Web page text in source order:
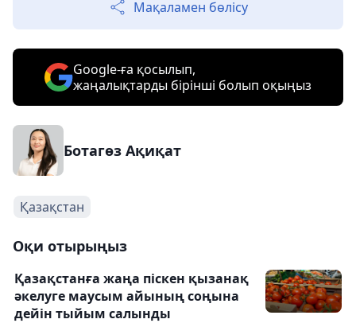
Мақаламен бөлісу
Google-ға қосылып,
жаңалықтарды бірінші болып оқыңыз
Ботагөз Ақиқат
Қазақстан
Оқи отырыңыз
Қазақстанға жаңа піскен қызанақ
әкелуге маусым айының соңына
дейін тыйым салынды